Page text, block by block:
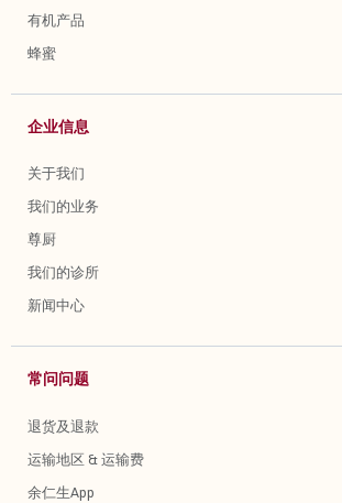
有机产品
蜂蜜
企业信息
关于我们
我们的业务
尊厨
我们的诊所
新闻中心
常问问题
退货及退款
运输地区 & 运输费
余仁生App